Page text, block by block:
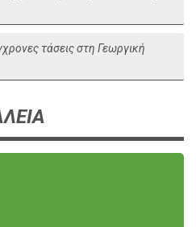
τάσεις στη Γεωργική